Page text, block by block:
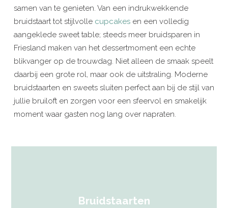
samen van te genieten. Van een indrukwekkende
bruidstaart tot stijlvolle cupcakes en een volledig
aangeklede sweet table; steeds meer bruidsparen in
Friesland maken van het dessertmoment een echte
blikvanger op de trouwdag. Niet alleen de smaak speelt
daarbij een grote rol, maar ook de uitstraling. Moderne
bruidstaarten en sweets sluiten perfect aan bij de stijl van
jullie bruiloft en zorgen voor een sfeervol en smakelijk
moment waar gasten nog lang over napraten.
Bruidstaarten